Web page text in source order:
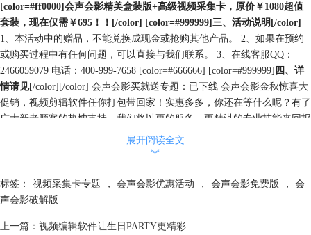
[color=#ff0000]会声会影精美盒装版+高级视频采集卡，原价￥1080超值
套装，现在仅需￥695！！[/color] [color=#999999]三、活动说明[/color]
1、本活动中的赠品，不能兑换成现金或抢购其他产品。 2、如果在预约
或购买过程中有任何问题，可以直接与我们联系。 3、在线客服QQ：
2466059079 电话：400-999-7658 [color=#666666] [color=#999999] 四、详
情请见[/color][/color] 会声会影买就送专题：已下线 会声会影金秋惊喜大
促销，视频剪辑软件任你打包带回家！实惠多多，你还在等什么呢？有了
广大新老顾客的热忱支持，我们将以更的服务、更精湛的专业技能来回报
展开阅读全文
︾
标签： 视频采集卡专题 ， 会声会影优惠活动 ， 会声会影免费版 ，
会
声会影破解版
上一篇： 视频编辑软件让生日PARTY更精彩